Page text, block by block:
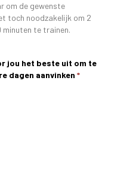
om de gewenste
toch noodzakelijk om 2
te trainen.
jou het beste uit om te
dagen aanvinken *